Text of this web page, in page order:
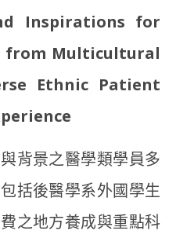
Inspirations for
from Multicultural
Ethnic Patient
背景之醫學類學員多
括後醫學系外國學生
之地方養成與重點科